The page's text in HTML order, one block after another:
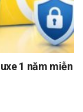
1 năm miễn